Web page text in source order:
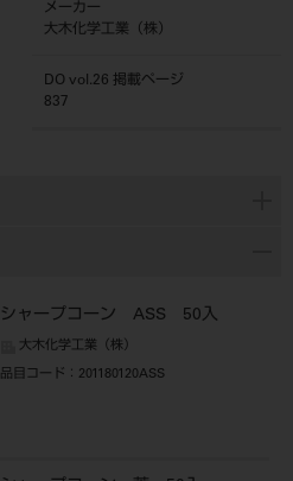
メーカー
大木化学工業（株）
DO vol.26 掲載ページ
837
シャープコーン ASS 50入
大木化学工業（株）
品目コード ：201180120ASS